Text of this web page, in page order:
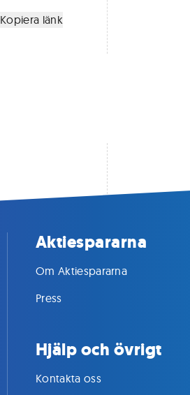
Kopiera länk
Aktiespararna
Om Aktiespararna
Press
Hjälp och övrigt
Kontakta oss